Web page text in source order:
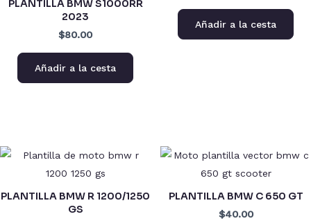
PLANTILLA BMW S1000RR
2023
$80.00
Añadir a la cesta
Añadir a la cesta
PLANTILLA BMW R 1200/1250
GS
PLANTILLA BMW C 650 GT
$40.00